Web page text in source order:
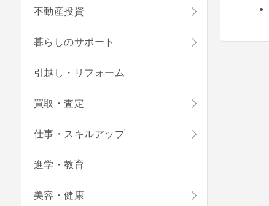
不動産投資
暮らしのサポート
引越し・リフォーム
買取・査定
仕事・スキルアップ
進学・教育
美容・健康